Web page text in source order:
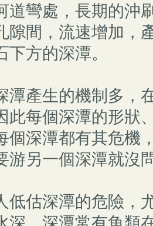
道彎處，長期的沖
隙間，流速增加，
下方的深潭。
潭產生的機制多，
此每個深潭的形狀
個深潭都有其危機
游另一個深潭就沒
低估深潭的危險，